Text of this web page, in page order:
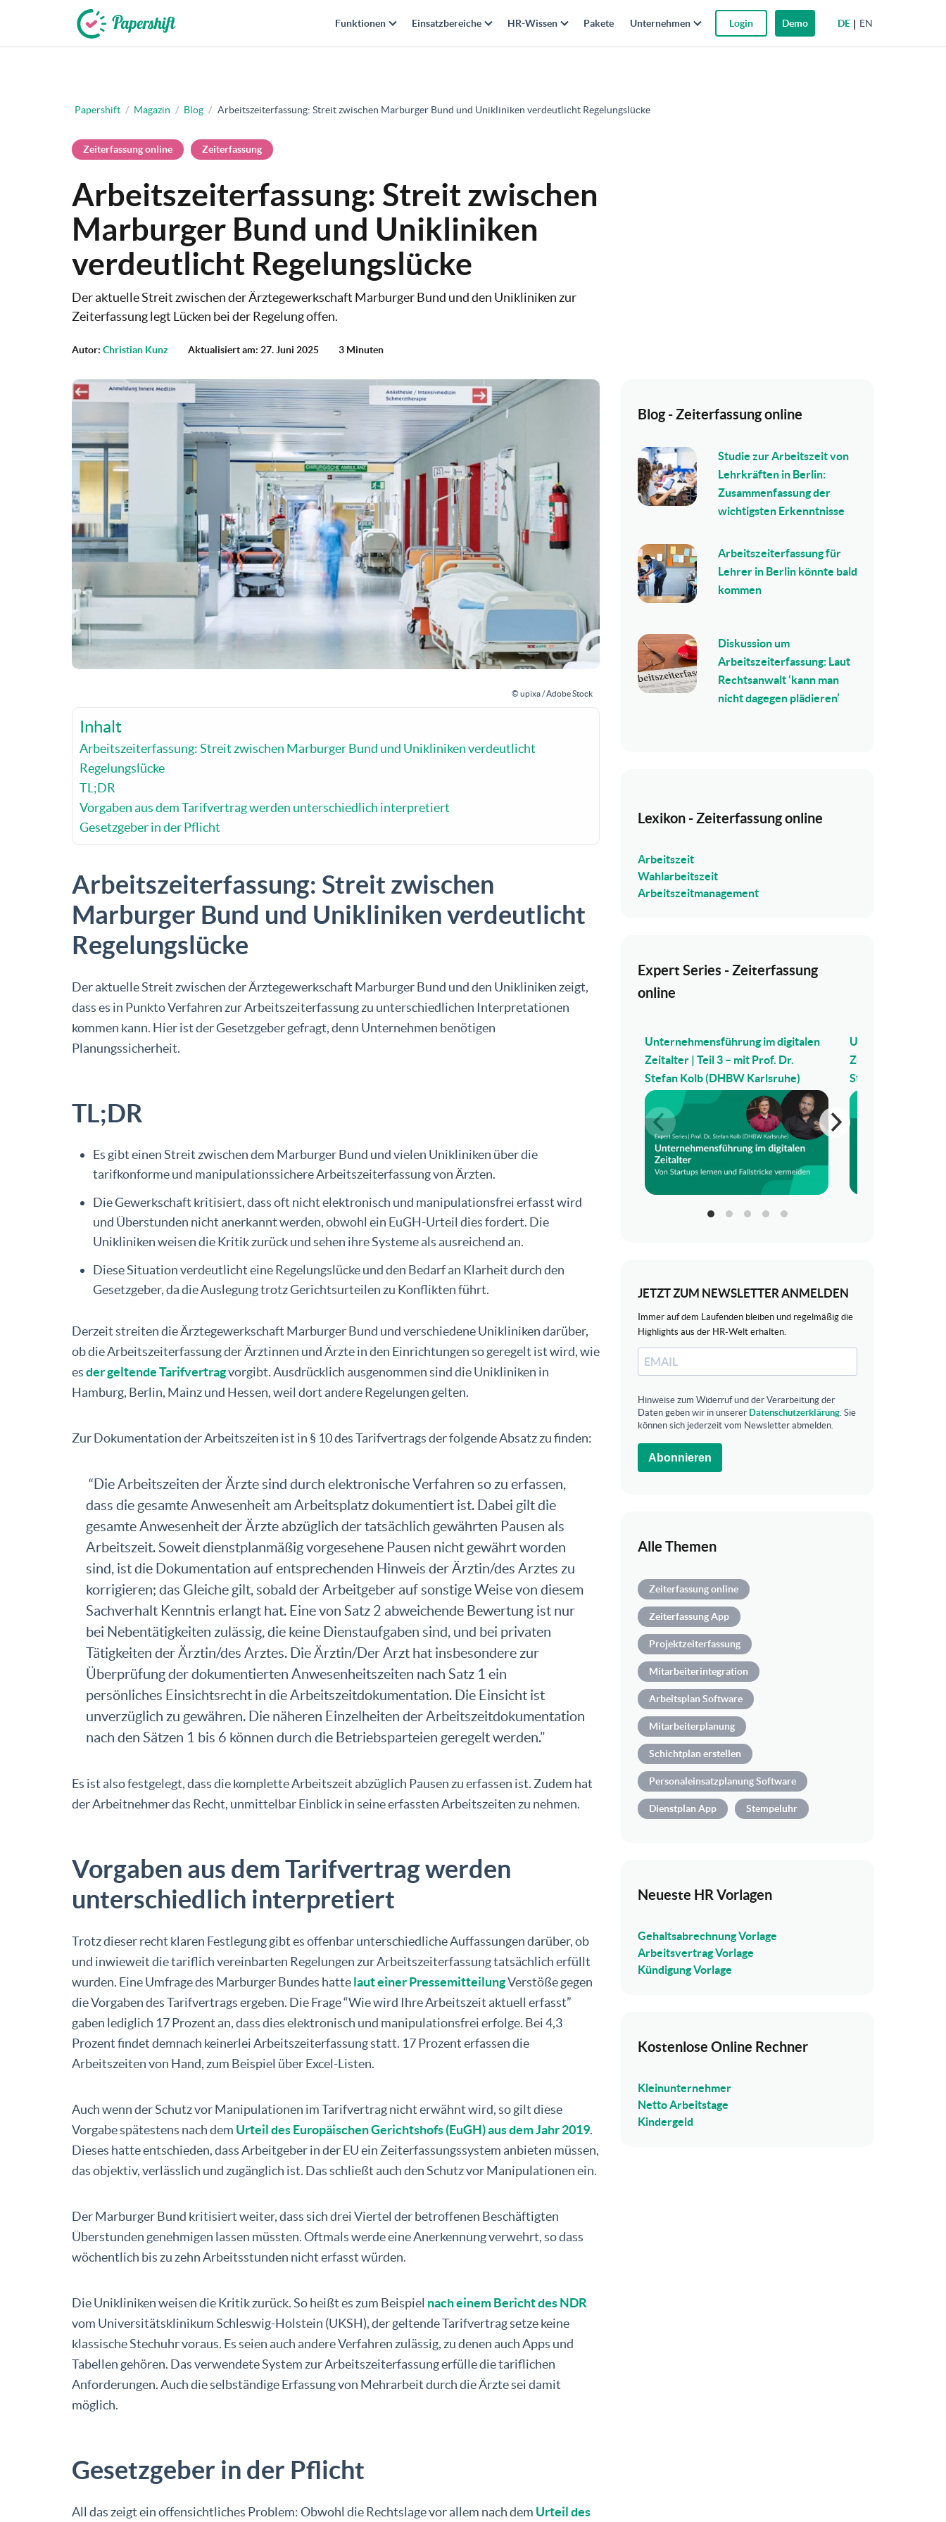
DE EN
Funktionen Einsatzbereiche HR-Wissen Pakete Unternehmen Login Demo
Papershift / Magazin / Blog / Arbeitszeiterfassung: Streit zwischen Marburger Bund und Unikliniken verdeutlicht Regelungslücke
Zeiterfassung online Zeiterfassung
Arbeitszeiterfassung: Streit zwischen
Marburger Bund und Unikliniken
verdeutlicht Regelungslücke
Der aktuelle Streit zwischen der Ärztegewerkschaft Marburger Bund und den Unikliniken zur
Zeiterfassung legt Lücken bei der Regelung offen.
Autor: Christian Kunz Aktualisiert am: 27. Juni 2025 3 Minuten
© upixa / Adobe Stock
Inhalt
Arbeitszeiterfassung: Streit zwischen Marburger Bund und Unikliniken verdeutlicht
Regelungslücke
TL;DR
Vorgaben aus dem Tarifvertrag werden unterschiedlich interpretiert
Gesetzgeber in der Pflicht
Arbeitszeiterfassung: Streit zwischen
Marburger Bund und Unikliniken verdeutlicht
Regelungslücke
Der aktuelle Streit zwischen der Ärztegewerkschaft Marburger Bund und den Unikliniken zeigt,
dass es in Punkto Verfahren zur Arbeitszeiterfassung zu unterschiedlichen Interpretationen
kommen kann. Hier ist der Gesetzgeber gefragt, denn Unternehmen benötigen
Planungssicherheit.
TL;DR
Es gibt einen Streit zwischen dem Marburger Bund und vielen Unikliniken über die
tarifkonforme und manipulationssichere Arbeitszeiterfassung von Ärzten.
Die Gewerkschaft kritisiert, dass oft nicht elektronisch und manipulationsfrei erfasst wird
und Überstunden nicht anerkannt werden, obwohl ein EuGH-Urteil dies fordert. Die
Unikliniken weisen die Kritik zurück und sehen ihre Systeme als ausreichend an.
Diese Situation verdeutlicht eine Regelungslücke und den Bedarf an Klarheit durch den
Gesetzgeber, da die Auslegung trotz Gerichtsurteilen zu Konflikten führt.
Derzeit streiten die Ärztegewerkschaft Marburger Bund und verschiedene Unikliniken darüber,
ob die Arbeitszeiterfassung der Ärztinnen und Ärzte in den Einrichtungen so geregelt ist wird, wie
esder geltende Tarifvertragvorgibt. Ausdrücklich ausgenommen sind die Unikliniken in
Hamburg, Berlin, Mainz und Hessen, weil dort andere Regelungen gelten.
Zur Dokumentation der Arbeitszeiten ist in § 10 des Tarifvertrags der folgende Absatz zu finden:
“Die Arbeitszeiten der Ärzte sind durch elektronische Verfahren so zu erfassen,
dass die gesamte Anwesenheit am Arbeitsplatz dokumentiert ist. Dabei gilt die
gesamte Anwesenheit der Ärzte abzüglich der tatsächlich gewährten Pausen als
Arbeitszeit. Soweit dienstplanmäßig vorgesehene Pausen nicht gewährt worden
sind, ist die Dokumentation auf entsprechenden Hinweis der Ärztin/des Arztes zu
korrigieren; das Gleiche gilt, sobald der Arbeitgeber auf sonstige Weise von diesem
Sachverhalt Kenntnis erlangt hat. Eine von Satz 2 abweichende Bewertung ist nur
bei Nebentätigkeiten zulässig, die keine Dienstaufgaben sind, und bei privaten
Tätigkeiten der Ärztin/des Arztes. Die Ärztin/Der Arzt hat insbesondere zur
Überprüfung der dokumentierten Anwesenheitszeiten nach Satz 1 ein
persönliches Einsichtsrecht in die Arbeitszeitdokumentation. Die Einsicht ist
unverzüglich zu gewähren. Die näheren Einzelheiten der Arbeitszeitdokumentation
nach den Sätzen 1 bis 6 können durch die Betriebsparteien geregelt werden.”
Es ist also festgelegt, dass die komplette Arbeitszeit abzüglich Pausen zu erfassen ist. Zudem hat
der Arbeitnehmer das Recht, unmittelbar Einblick in seine erfassten Arbeitszeiten zu nehmen.
Vorgaben aus dem Tarifvertrag werden
unterschiedlich interpretiert
Trotz dieser recht klaren Festlegung gibt es offenbar unterschiedliche Auffassungen darüber, ob
und inwieweit die tariflich vereinbarten Regelungen zur Arbeitszeiterfassung tatsächlich erfüllt
wurden. Eine Umfrage des Marburger Bundes hattelaut einer PressemitteilungVerstöße gegen
die Vorgaben des Tarifvertrags ergeben. Die Frage “Wie wird Ihre Arbeitszeit aktuell erfasst”
gaben lediglich 17 Prozent an, dass dies elektronisch und manipulationsfrei erfolge. Bei 4,3
Prozent findet demnach keinerlei Arbeitszeiterfassung statt. 17 Prozent erfassen die
Arbeitszeiten von Hand, zum Beispiel über Excel-Listen.
Auch wenn der Schutz vor Manipulationen im Tarifvertrag nicht erwähnt wird, so gilt diese
Vorgabe spätestens nach dem Urteil des Europäischen Gerichtshofs (EuGH) aus dem Jahr 2019.
Dieses hatte entschieden, dass Arbeitgeber in der EU ein Zeiterfassungssystem anbieten müssen,
das objektiv, verlässlich und zugänglich ist. Das schließt auch den Schutz vor Manipulationen ein.
Der Marburger Bund kritisiert weiter, dass sich drei Viertel der betroffenen Beschäftigten
Überstunden genehmigen lassen müssten. Oftmals werde eine Anerkennung verwehrt, so dass
wöchentlich bis zu zehn Arbeitsstunden nicht erfasst würden.
Die Unikliniken weisen die Kritik zurück. So heißt es zum Beispiel nach einem Bericht des NDR
vom Universitätsklinikum Schleswig-Holstein (UKSH), der geltende Tarifvertrag setze keine
klassische Stechuhr voraus. Es seien auch andere Verfahren zulässig, zu denen auch Apps und
Tabellen gehören. Das verwendete System zur Arbeitszeiterfassung erfülle die tariflichen
Anforderungen. Auch die selbständige Erfassung von Mehrarbeit durch die Ärzte sei damit
möglich.
Gesetzgeber in der Pflicht
All das zeigt ein offensichtliches Problem: Obwohl die Rechtslage vor allem nach dem Urteil des
Blog - Zeiterfassung online
Studie zur Arbeitszeit von
Lehrkräften in Berlin:
Zusammenfassung der
wichtigsten Erkenntnisse
Arbeitszeiterfassung für
Lehrer in Berlin könnte bald
kommen
Diskussion um
Arbeitszeiterfassung: Laut
Rechtsanwalt ‘kann man
nicht dagegen plädieren’
Lexikon - Zeiterfassung online
Arbeitszeit
Wahlarbeitszeit
Arbeitszeitmanagement
Expert Series - Zeiterfassung
online
Unternehmensführung im digitalen
Zeitalter | Teil 3 – mit Prof. Dr.
Stefan Kolb (DHBW Karlsruhe)
Zeitalter | Teil 2 –
Stefan Kolb
JETZT ZUM NEWSLETTER ANMELDEN
Immer auf dem Laufenden bleiben und regelmäßig die
Highlights aus der HR-Welt erhalten.
Hinweise zum Widerruf und der Verarbeitung der
Daten geben wir in unserer Datenschutzerklärung. Sie
können sich jederzeit vom Newsletter abmelden.
Abonnieren
Alle Themen
Zeiterfassung online
Zeiterfassung App
Projektzeiterfassung
Mitarbeiterintegration
Arbeitsplan Software
Mitarbeiterplanung
Schichtplan erstellen
Personaleinsatzplanung Software
Dienstplan App Stempeluhr
Neueste HR Vorlagen
Gehaltsabrechnung Vorlage
Arbeitsvertrag Vorlage
Kündigung Vorlage
Kostenlose Online Rechner
Kleinunternehmer
Netto Arbeitstage
Kindergeld